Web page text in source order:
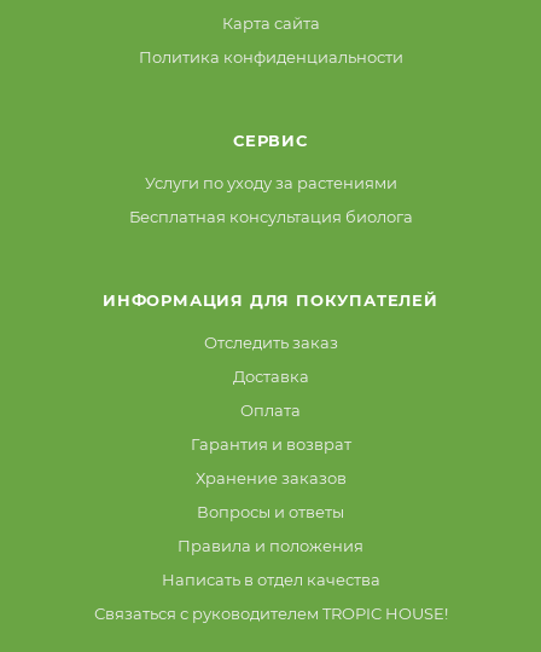
Карта сайта
Политика конфиденциальности
СЕРВИС
Услуги по уходу за растениями
Бесплатная консультация биолога
ИНФОРМАЦИЯ ДЛЯ ПОКУПАТЕЛЕЙ
Отследить заказ
Доставка
Оплата
Гарантия и возврат
Хранение заказов
Вопросы и ответы
Правила и положения
Написать в отдел качества
Связаться с руководителем TROPIC HOUSE!